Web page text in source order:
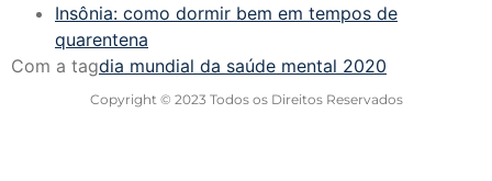
Insônia: como dormir bem em tempos de
quarentena
Com a tagdia mundial da saúde mental 2020
Copyright © 2023 Todos os Direitos Reservados